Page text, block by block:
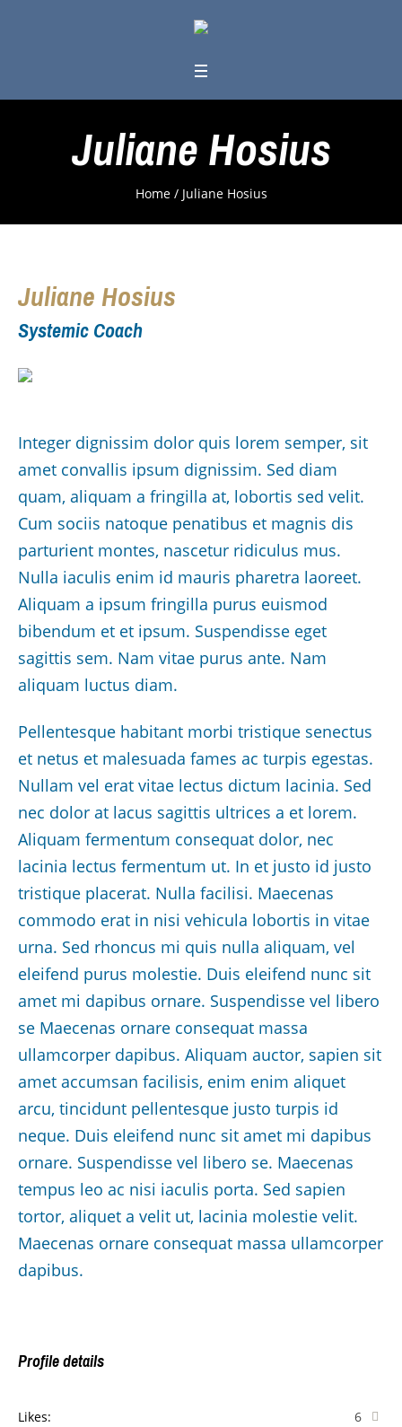
Juliane Hosius
Home / Juliane Hosius
Juliane Hosius
Systemic Coach
Integer dignissim dolor quis lorem semper, sit
amet convallis ipsum dignissim. Sed diam
quam, aliquam a fringilla at, lobortis sed velit.
Cum sociis natoque penatibus et magnis dis
parturient montes, nascetur ridiculus mus.
Nulla iaculis enim id mauris pharetra laoreet.
Aliquam a ipsum fringilla purus euismod
bibendum et et ipsum. Suspendisse eget
sagittis sem. Nam vitae purus ante. Nam
aliquam luctus diam.
Pellentesque habitant morbi tristique senectus
et netus et malesuada fames ac turpis egestas.
Nullam vel erat vitae lectus dictum lacinia. Sed
nec dolor at lacus sagittis ultrices a et lorem.
Aliquam fermentum consequat dolor, nec
lacinia lectus fermentum ut. In et justo id justo
tristique placerat. Nulla facilisi. Maecenas
commodo erat in nisi vehicula lobortis in vitae
urna. Sed rhoncus mi quis nulla aliquam, vel
eleifend purus molestie. Duis eleifend nunc sit
amet mi dapibus ornare. Suspendisse vel libero
se Maecenas ornare consequat massa
ullamcorper dapibus. Aliquam auctor, sapien sit
amet accumsan facilisis, enim enim aliquet
arcu, tincidunt pellentesque justo turpis id
neque. Duis eleifend nunc sit amet mi dapibus
ornare. Suspendisse vel libero se. Maecenas
tempus leo ac nisi iaculis porta. Sed sapien
tortor, aliquet a velit ut, lacinia molestie velit.
Maecenas ornare consequat massa ullamcorper
dapibus.
Profile details
Likes: 6